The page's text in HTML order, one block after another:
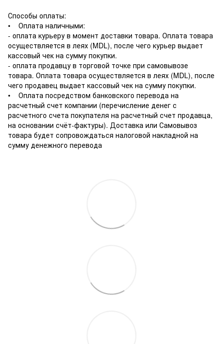
Способы оплаты:
• Оплата наличными:
- оплата курьеру в момент доставки товара. Оплата товара
осуществляется в леях (MDL), после чего курьер выдает
кассовый чек на сумму покупки.
- оплата продавцу в торговой точке при самовывозе
товара. Оплата товара осуществляется в леях (MDL), после
чего продавец выдает кассовый чек на сумму покупки.
• Оплата посредством банковского перевода на
расчетный счет компании (перечисление денег с
расчетного счета покупателя на расчетный счет продавца,
на основании счёт-фактуры). Доставка или Самовывоз
товара будет сопровождаться налоговой накладной на
сумму денежного перевода